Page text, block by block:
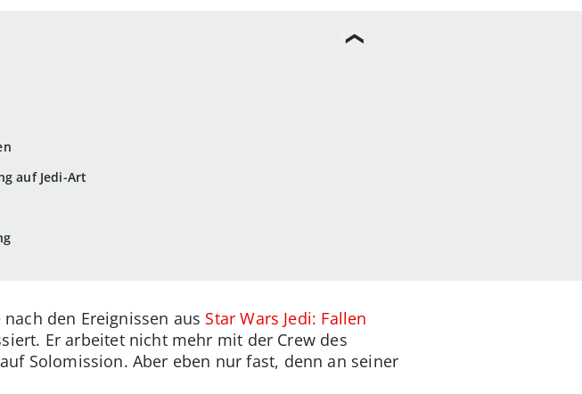
auf Jedi-Art
den Ereignissen aus Star Wars Jedi: Fallen
Er arbeitet nicht mehr mit der Crew des
Solomission. Aber eben nur fast, denn an seiner